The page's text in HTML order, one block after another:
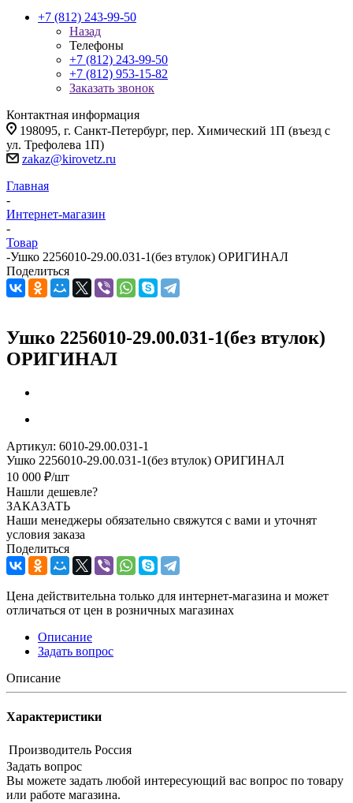
+7 (812) 243-99-50
Назад
Телефоны
+7 (812) 243-99-50
+7 (812) 953-15-82
Заказать звонок
Контактная информация
198095, г. Санкт-Петербург, пер. Химический 1П (въезд с
ул. Трефолева 1П)
zakaz@kirovetz.ru
Главная
-
Интернет-магазин
-
Товар
-Ушко 2256010-29.00.031-1(без втулок) ОРИГИНАЛ
Поделиться
Ушко 2256010-29.00.031-1(без втулок)
ОРИГИНАЛ
Артикул: 6010-29.00.031-1
Ушко 2256010-29.00.031-1(без втулок) ОРИГИНАЛ
10 000 ₽/шт
Нашли дешевле?
ЗАКАЗАТЬ
Наши менеджеры обязательно свяжутся с вами и уточнят
условия заказа
Поделиться
Цена действительна только для интернет-магазина и может
отличаться от цен в розничных магазинах
Описание
Задать вопрос
Описание
Характеристики
Производитель Россия
Задать вопрос
Вы можете задать любой интересующий вас вопрос по товару
или работе магазина.